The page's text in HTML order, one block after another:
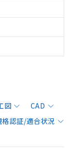
図
CAD
格認証/適合状況